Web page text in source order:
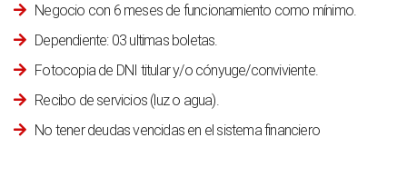
Negocio con 6 meses de funcionamiento como mínimo.
Dependiente: 03 ultimas boletas.
Fotocopia de DNI titular y/o cónyuge/conviviente.
Recibo de servicios (luz o agua).
No tener deudas vencidas en el sistema financiero